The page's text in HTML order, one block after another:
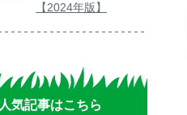
【2024年版】
人気記事はこちら